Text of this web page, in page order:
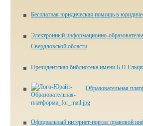
Бесплатная юридическая помощь в
Электронный информационно-
Свердловской области
Президентская библиотека имени
Образовательная
Официальный интернет-портал правовой